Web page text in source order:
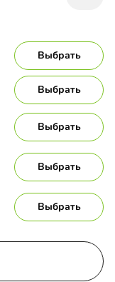
Выбрать
Выбрать
Выбрать
Выбрать
Выбрать